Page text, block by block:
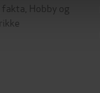
fakta Hobby og